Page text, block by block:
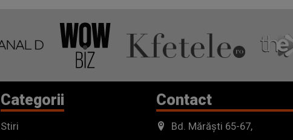
Categorii
Stiri
Contact
Bd. Mărăști 65-67,